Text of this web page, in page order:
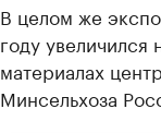
В целом же
году увеличился
материалах
Минсельхоза